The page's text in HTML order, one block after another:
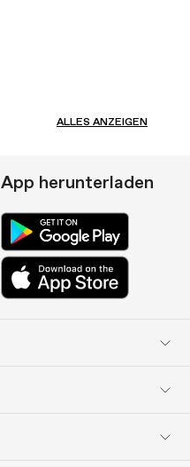
ALLES ANZEIGEN
App herunterladen